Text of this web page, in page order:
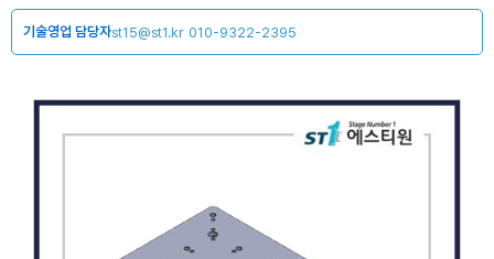
기술영업 담당자st15@st1.kr 010-9322-2395